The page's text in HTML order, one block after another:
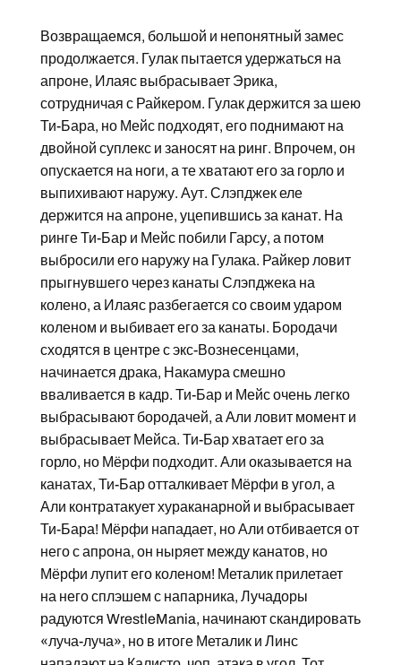
Возвращаемся, большой и непонятный замес
продолжается. Гулак пытается удержаться на
апроне, Илаяс выбрасывает Эрика,
сотрудничая с Райкером. Гулак держится за шею
Ти-Бара, но Мейс подходят, его поднимают на
двойной суплекс и заносят на ринг. Впрочем, он
опускается на ноги, а те хватают его за горло и
выпихивают наружу. Аут. Слэпджек еле
держится на апроне, уцепившись за канат. На
ринге Ти-Бар и Мейс побили Гарсу, а потом
выбросили его наружу на Гулака. Райкер ловит
прыгнувшего через канаты Слэпджека на
колено, а Илаяс разбегается со своим ударом
коленом и выбивает его за канаты. Бородачи
сходятся в центре с экс-Вознесенцами,
начинается драка, Накамура смешно
вваливается в кадр. Ти-Бар и Мейс очень легко
выбрасывают бородачей, а Али ловит момент и
выбрасывает Мейса. Ти-Бар хватает его за
горло, но Мёрфи подходит. Али оказывается на
канатах, Ти-Бар отталкивает Мёрфи в угол, а
Али контратакует хураканарной и выбрасывает
Ти-Бара! Мёрфи нападает, но Али отбивается от
него с апрона, он ныряет между канатов, но
Мёрфи лупит его коленом! Металик прилетает
на него сплэшем с напарника, Лучадоры
радуются WrestleMania, начинают скандировать
«луча-луча», но в итоге Металик и Линс